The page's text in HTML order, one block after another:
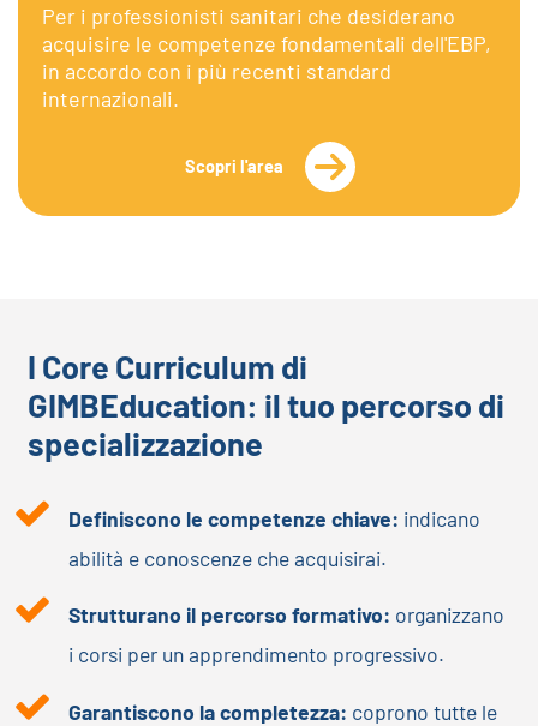
Per i professionisti sanitari che desiderano
acquisire le competenze fondamentali dell'EBP,
in accordo con i più recenti standard
internazionali.
Scopri l'area
I Core Curriculum di
GIMBEducation: il tuo percorso di
specializzazione
Definiscono le competenze chiave: indicano
abilità e conoscenze che acquisirai.
Strutturano il percorso formativo: organizzano
i corsi per un apprendimento progressivo.
Garantiscono la completezza: coprono tutte le